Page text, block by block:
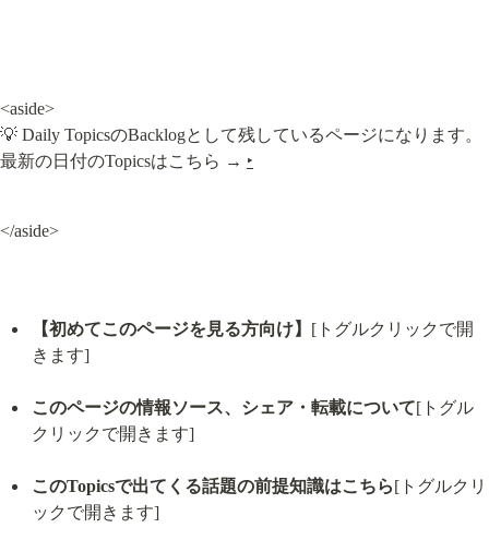
<aside>
💡 Daily TopicsのBacklogとして残しているページになります。
最新の日付のTopicsはこちら → ‣
</aside>
【初めてこのページを見る方向け】 [トグルクリックで開
きます]
このページの情報ソース、シェア・転載について[トグル
クリックで開きます]
このTopicsで出てくる話題の前提知識はこちら[トグルクリ
ックで開きます]